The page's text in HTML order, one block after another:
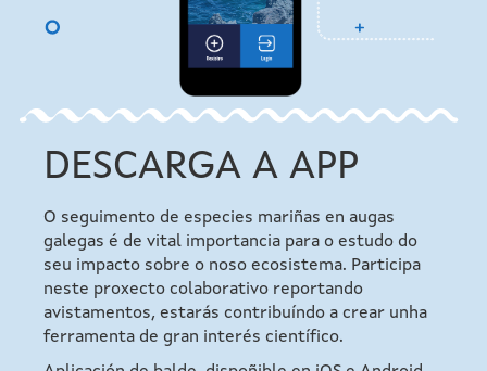
DESCARGA A APP
O seguimento de especies mariñas en augas
galegas é de vital importancia para o estudo do
seu impacto sobre o noso ecosistema. Participa
neste proxecto colaborativo reportando
avistamentos, estarás contribuíndo a crear unha
ferramenta de gran interés científico.